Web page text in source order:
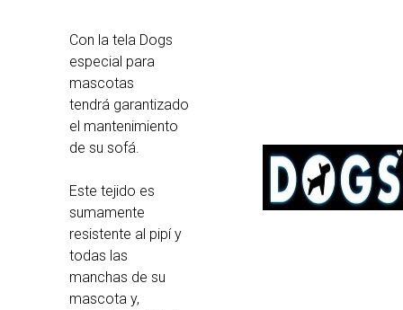
Con la tela Dogs
especial para
mascotas
tendrá garantizado
el mantenimiento
de su sofá.
Este tejido es
sumamente
resistente al pipí y
todas las
manchas de su
mascota y,